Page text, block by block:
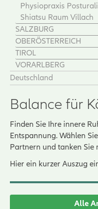
Physiopraxis
Shiatsu Raum Villach
SALZBURG
OBERÖSTERREICH
TIROL
VORARLBERG
Deutschland
Balance für
Finden Sie Ihre innere
Entspannung. Wählen
Partnern und tanken Sie
Hier ein kurzer Auszug
Alle